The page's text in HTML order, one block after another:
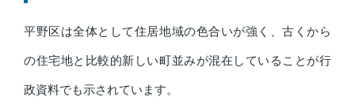
平野区は全体として住居地域の色合いが強く、古くから
の住宅地と比較的新しい町並みが混在していることが行
政資料でも示されています。